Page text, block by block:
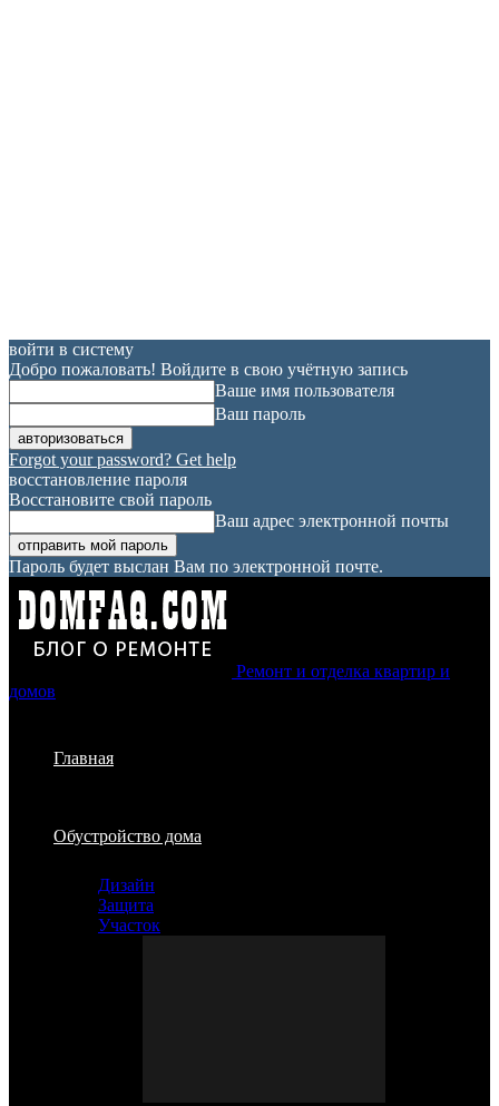
войти в систему
Добро пожаловать! Войдите в свою учётную запись
Ваше имя пользователя
Ваш пароль
Forgot your password? Get help
восстановление пароля
Восстановите свой пароль
Ваш адрес электронной почты
Пароль будет выслан Вам по электронной почте.
Ремонт и отделка квартир и
домов
Главная
Обустройство дома
Дизайн
Защита
Участок